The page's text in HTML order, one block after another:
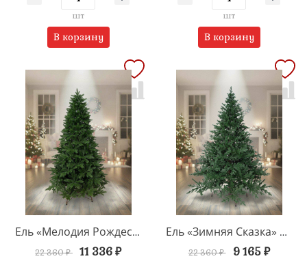
шт
В корзину
шт
В корзину
Ель «Мелодия Рождества» напольная
22 360 ₽ 11 336 ₽
Ель «Зимняя Сказка» напольная
22 360 ₽ 9 165 ₽